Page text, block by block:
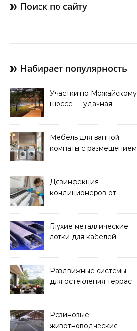
Поиск по сайту
Набирает популярность
Участки по Можайскому
шоссе — удачная
Мебель для ванной
комнаты с размещением
Дезинфекция
кондиционеров от
Глухие металлические
лотки для кабелей
Раздвижные системы
для остекления террас
Резиновые
животноводческие